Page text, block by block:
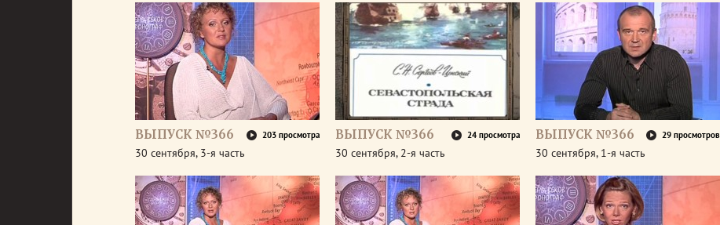
ВЫПУСК №366 203 просмотра
30 сентября, 3-я часть
ВЫПУСК №366 24 просмотра
30 сентября, 2-я часть
ВЫПУСК №366 29 просмотров
30 сентября, 1-я часть